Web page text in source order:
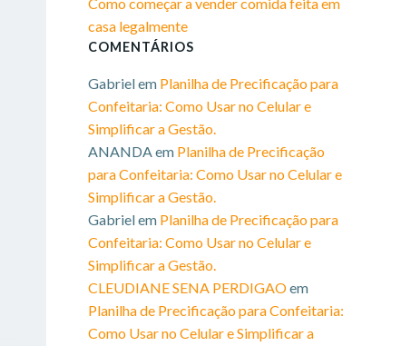
casa legalmente
COMENTÁRIOS
Gabrielem Planilha de Precificação para
Confeitaria: Como Usar no Celular e
Simplificar a Gestão.​
ANANDAem Planilha de Precificação
para Confeitaria: Como Usar no Celular e
Simplificar a Gestão.​
Gabrielem Planilha de Precificação para
Confeitaria: Como Usar no Celular e
Simplificar a Gestão.​
CLEUDIANE SENA PERDIGAOem
Planilha de Precificação para Confeitaria:
Como Usar no Celular e Simplificar a